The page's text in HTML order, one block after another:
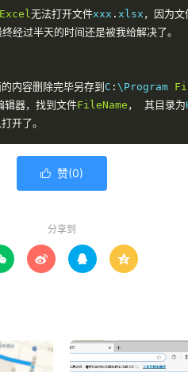
Excel无法打开文件xxx . xlsx ，因为
经过半天的时间还是被我给解决了。
内容删除完毕另存到 C : \ Program
辑器，找到文件FileName ， 其目录为
开了。
 赞(0)
分享到
  